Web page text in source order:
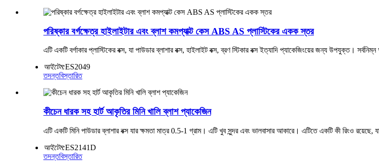
পরিষ্কার বর্গক্ষেত্র হাইলাইটার এবং ব্লাশ কমপ্যাক্ট কেস ABS AS প্লাস্টিকের একক স্তর
এটি একটি বর্গাকার প্লাস্টিকের বক্স, যা পাউডার ব্লাশার বক্স, হাইলাইট বক্স, ব্রণ স্টিকার বক্স ইত্যাদি প্যাকেজিংয়ের জন্য উপযুক্ত।
আইটেম:ES2049
তদন্তবিস্তারিত
কীচেন ধারক সহ হার্ট আকৃতির মিনি খালি ব্লাশ প্যাকেজিন
এটি একটি মিনি পাউডার ব্লাশার বক্স যার ক্ষমতা মাত্র 0.5-1 গ্রাম। এটি খুব সুন্দর এবং ভালবাসার আকারে। এটিতে একটি কী রিংও রয়েছে,
আইটেম:ES2141D
তদন্তবিস্তারিত